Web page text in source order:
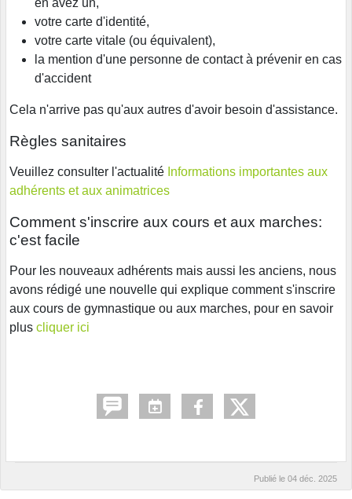
votre carte d'identité,
votre carte vitale (ou équivalent),
la mention d'une personne de contact à prévenir en cas
d'accident
Cela n'arrive pas qu'aux autres d'avoir besoin d'assistance.
Règles sanitaires
Veuillez consulter l'actualité Informations importantes aux
adhérents et aux animatrices
Comment s'inscrire aux cours et aux marches:
c'est facile
Pour les nouveaux adhérents mais aussi les anciens, nous
avons rédigé une nouvelle qui explique comment s'inscrire
aux cours de gymnastique ou aux marches, pour en savoir
plus cliquer ici
Publié le 04 déc. 2025